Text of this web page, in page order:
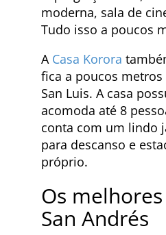
moderna, sala de
Tudo isso a poucos
A Casa Korora
fica a poucos
San Luis. A casa
acomoda até 8
conta com um lindo
para descanso e
próprio.
Os
San Andrés